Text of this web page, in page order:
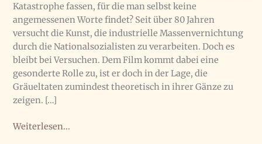
Katastrophe fassen, für die man selbst keine
angemessenen Worte findet? Seit über 80 Jahren
versucht die Kunst, die industrielle Massenvernichtung
durch die Nationalsozialisten zu verarbeiten. Doch es
bleibt bei Versuchen. Dem Film kommt dabei eine
gesonderte Rolle zu, ist er doch in der Lage, die
Gräueltaten zumindest theoretisch in ihrer Gänze zu
zeigen. […]
Neues
Weiterlesen...